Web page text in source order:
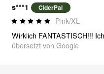
s***1 CiderPal
Pink/XL
übersetzt von Google